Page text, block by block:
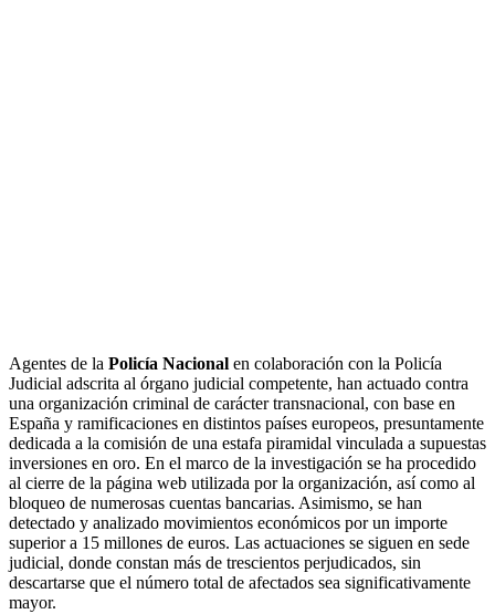
Agentes de la Policía Nacional en colaboración con la Policía
Judicial adscrita al órgano judicial competente, han actuado contra
una organización criminal de carácter transnacional, con base en
España y ramificaciones en distintos países europeos, presuntamente
dedicada a la comisión de una estafa piramidal vinculada a supuestas
inversiones en oro. En el marco de la investigación se ha procedido
al cierre de la página web utilizada por la organización, así como al
bloqueo de numerosas cuentas bancarias. Asimismo, se han
detectado y analizado movimientos económicos por un importe
superior a 15 millones de euros. Las actuaciones se siguen en sede
judicial, donde constan más de trescientos perjudicados, sin
descartarse que el número total de afectados sea significativamente
mayor.